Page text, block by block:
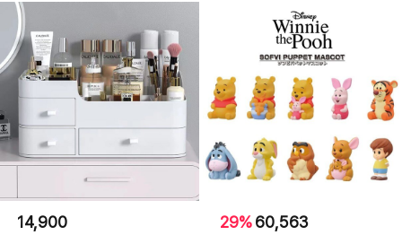
14,900 29%60,563